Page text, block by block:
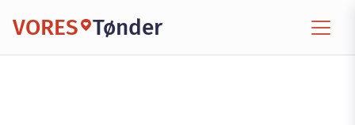
VORES Tønder